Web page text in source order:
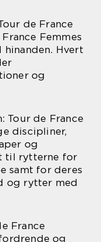
de France
Femmes
Hvert
og
Tour de France
discipliner,
og
til rytterne for
samt for deres
og rytter med
France
og